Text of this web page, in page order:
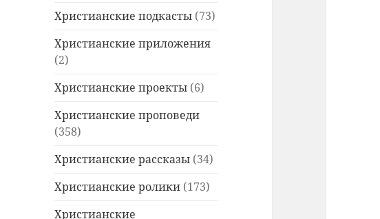
Христианские подкасты (73)
Христианские приложения
(2)
Христианские проекты (6)
Христианские проповеди
(358)
Христианские рассказы (34)
Христианские ролики (173)
Христианские